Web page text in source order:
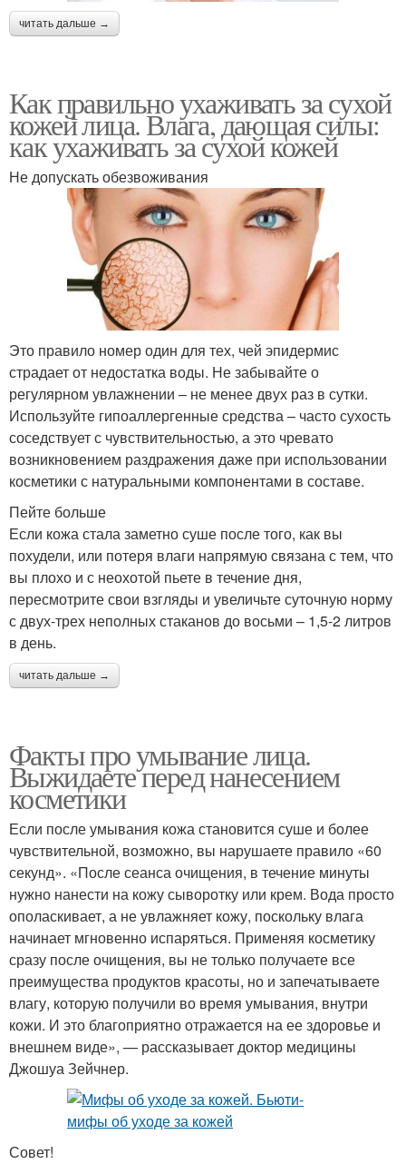
читать дальше →
Как правильно ухаживать за сухой
кожей лица. Влага, дающая силы:
как ухаживать за сухой кожей
Не допускать обезвоживания
Это правило номер один для тех, чей эпидермис
страдает от недостатка воды. Не забывайте о
регулярном увлажнении – не менее двух раз в сутки.
Используйте гипоаллергенные средства – часто сухость
соседствует с чувствительностью, а это чревато
возникновением раздражения даже при использовании
косметики с натуральными компонентами в составе.
Пейте больше
Если кожа стала заметно суше после того, как вы
похудели, или потеря влаги напрямую связана с тем, что
вы плохо и с неохотой пьете в течение дня,
пересмотрите свои взгляды и увеличьте суточную норму
с двух-трех неполных стаканов до восьми – 1,5-2 литров
в день.
читать дальше →
Факты про умывание лица.
Выжидаете перед нанесением
косметики
Если после умывания кожа становится суше и более
чувствительной, возможно, вы нарушаете правило «60
секунд». «После сеанса очищения, в течение минуты
нужно нанести на кожу сыворотку или крем. Вода просто
ополаскивает, а не увлажняет кожу, поскольку влага
начинает мгновенно испаряться. Применяя косметику
сразу после очищения, вы не только получаете все
преимущества продуктов красоты, но и запечатываете
влагу, которую получили во время умывания, внутри
кожи. И это благоприятно отражается на ее здоровье и
внешнем виде», — рассказывает доктор медицины
Джошуа Зейчнер.
Совет!